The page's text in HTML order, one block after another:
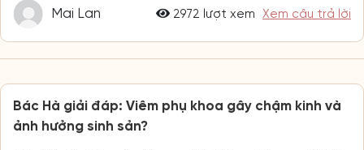
Mai Lan 2972 lượt xem Xem câu trả lời
Bác Hà giải đáp: Viêm phụ khoa gây chậm kinh và
ảnh hưởng sinh sản?